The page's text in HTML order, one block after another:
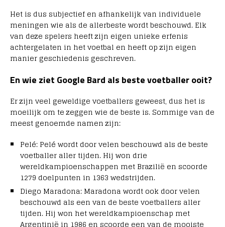
Het is dus subjectief en afhankelijk van individuele
meningen wie als de allerbeste wordt beschouwd. Elk
van deze spelers heeft zijn eigen unieke erfenis
achtergelaten in het voetbal en heeft op zijn eigen
manier geschiedenis geschreven.
En wie ziet Google Bard als beste voetballer ooit?
Er zijn veel geweldige voetballers geweest, dus het is
moeilijk om te zeggen wie de beste is. Sommige van de
meest genoemde namen zijn:
Pelé: Pelé wordt door velen beschouwd als de beste
voetballer aller tijden. Hij won drie
wereldkampioenschappen met Brazilië en scoorde
1279 doelpunten in 1363 wedstrijden.
Diego Maradona: Maradona wordt ook door velen
beschouwd als een van de beste voetballers aller
tijden. Hij won het wereldkampioenschap met
Argentinië in 1986 en scoorde een van de mooiste